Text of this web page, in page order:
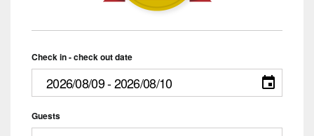
Check in - check out date
Guests